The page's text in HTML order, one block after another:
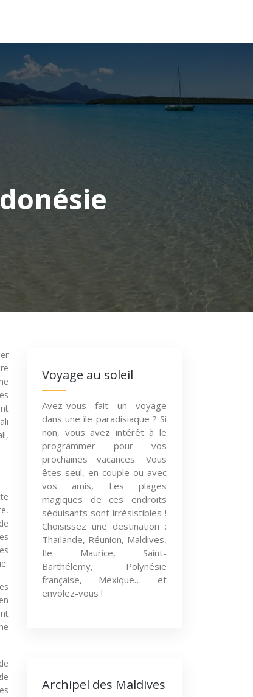
Voyage au soleil
Avez-vous fait un voyage
dans une île paradisiaque ? Si
non, vous avez intérêt à le
programmer pour vos
prochaines vacances. Vous
êtes seul, en couple ou avec
vos amis, Les plages
magiques de ces endroits
séduisants sont irrésistibles !
Choisissez une destination :
Thaïlande, Réunion, Maldives,
Ile Maurice, Saint-
Barthélemy, Polynésie
française, Mexique… et
envolez-vous !
Archipel des Maldives